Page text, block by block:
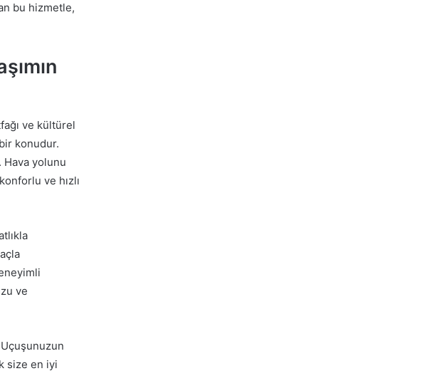
bu hizmetle,
ve kültürel
konudur.
Hava yolunu
ve hızlı
ve
size en iyi